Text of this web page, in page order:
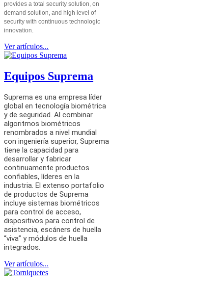
provides a total security solution, on
demand solution, and high level of
security with continuous technologic
innovation.
Ver artículos...
Equipos Suprema
Suprema es una empresa líder
global en tecnología biométrica
y de seguridad. Al combinar
algoritmos biométricos
renombrados a nivel mundial
con ingeniería superior, Suprema
tiene la capacidad para
desarrollar y fabricar
continuamente productos
confiables, líderes en la
industria. El extenso portafolio
de productos de Suprema
incluye sistemas biométricos
para control de acceso,
dispositivos para control de
asistencia, escáners de huella
“viva” y módulos de huella
integrados.
Ver artículos...